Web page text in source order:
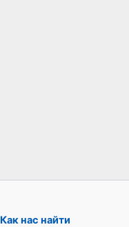
Как нас найти